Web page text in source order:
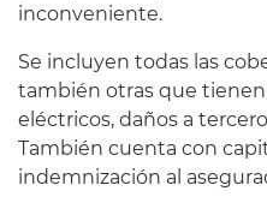
inconveniente.
Se incluyen todas las
también otras que
eléctricos, daños a
También cuenta con
indemnización al